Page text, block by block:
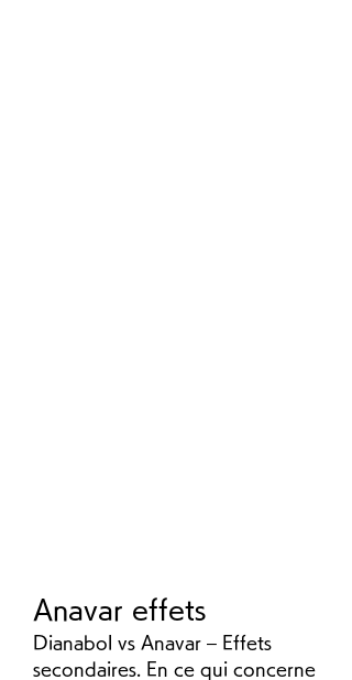
Anavar effets
Dianabol vs Anavar – Effets
secondaires. En ce qui concerne